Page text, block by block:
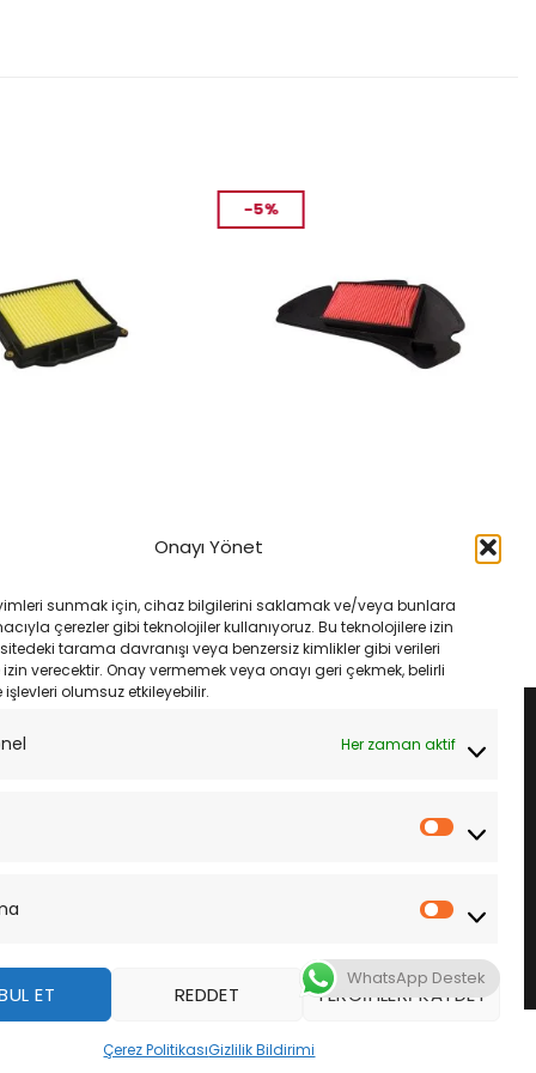
Onayı Yönet
sunmak için, cihaz bilgilerini saklamak ve/veya bunlara
çerezler gibi teknolojiler kullanıyoruz. Bu teknolojilere izin
tarama davranışı veya benzersiz kimlikler gibi verileri
verecektir. Onay vermemek veya onayı geri çekmek, belirli
işlevleri olumsuz etkileyebilir.
Her zaman aktif
İstatistik
ET REDDET TERCIHLERI KAYDET
Çerez PolitikasıGizlilik Bildirimi
400 13-18
Caf3406 Krank Filtresi
andaki
fiyat:
₺660.00.
-5%
Honda Dylan 02-07 Champion
Caf0112Ws Hava Filtresi
fiyat:
₺600.00.
andaki
fiyat:
₺570.00.
SEPETE EKLE
DAHA FAZLA BILGI
WhatsApp Destek